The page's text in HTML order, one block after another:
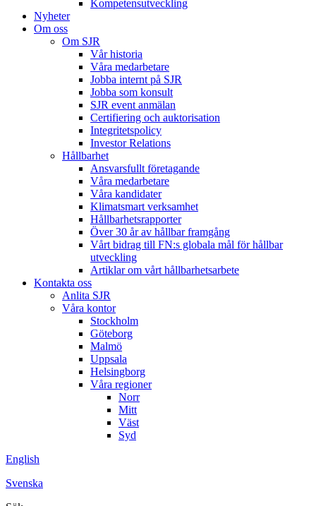
Kompetensutveckling
Nyheter
Om oss
Om SJR
Vår historia
Våra medarbetare
Jobba internt på SJR
Jobba som konsult
SJR event anmälan
Certifiering och auktorisation
Integritetspolicy
Investor Relations
Hållbarhet
Ansvarsfullt företagande
Våra medarbetare
Våra kandidater
Klimatsmart verksamhet
Hållbarhetsrapporter
Över 30 år av hållbar framgång
Vårt bidrag till FN:s globala mål för hållbar
utveckling
Artiklar om vårt hållbarhetsarbete
Kontakta oss
Anlita SJR
Våra kontor
Stockholm
Göteborg
Malmö
Uppsala
Helsingborg
Våra regioner
Norr
Mitt
Väst
Syd
English
Svenska